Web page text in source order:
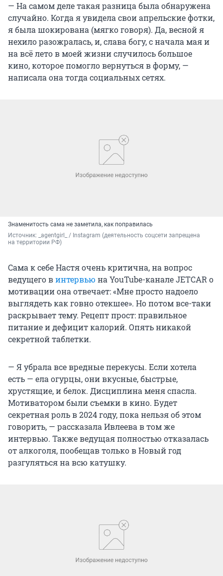
— На самом деле такая разница была обнаружена
случайно. Когда я увидела свои апрельские фотки,
я была шокирована (мягко говоря). Да, весной я
нехило разожралась, и, слава богу, с начала мая и
на всё лето в моей жизни случилось большое
кино, которое помогло вернуться в форму, —
написала она тогда социальных сетях.
Знаменитость сама не заметила, как поправилась
Источник:
_agentgirl_ / Instagram (деятельность соцсети запрещена
на территории РФ)
Сама к себе Настя очень критична, на вопрос
ведущего винтервью на YouTube-канале JETCAR о
мотивации она отвечает: «Мне просто надоело
выглядеть как говно отекшее». Но потом все-таки
раскрывает тему. Рецепт прост: правильное
питание и дефицит калорий. Опять никакой
секретной таблетки.
— Я убрала все вредные перекусы. Если хотела
есть — ела огурцы, они вкусные, быстрые,
хрустящие, и белок. Дисциплина меня спасла.
Мотиватором были съемки в кино. Будет
секретная роль в 2024 году, пока нельзя об этом
говорить, — рассказала Ивлеева в том же
интервью. Также ведущая полностью отказалась
от алкоголя, пообещав только в Новый год
разгуляться на всю катушку.